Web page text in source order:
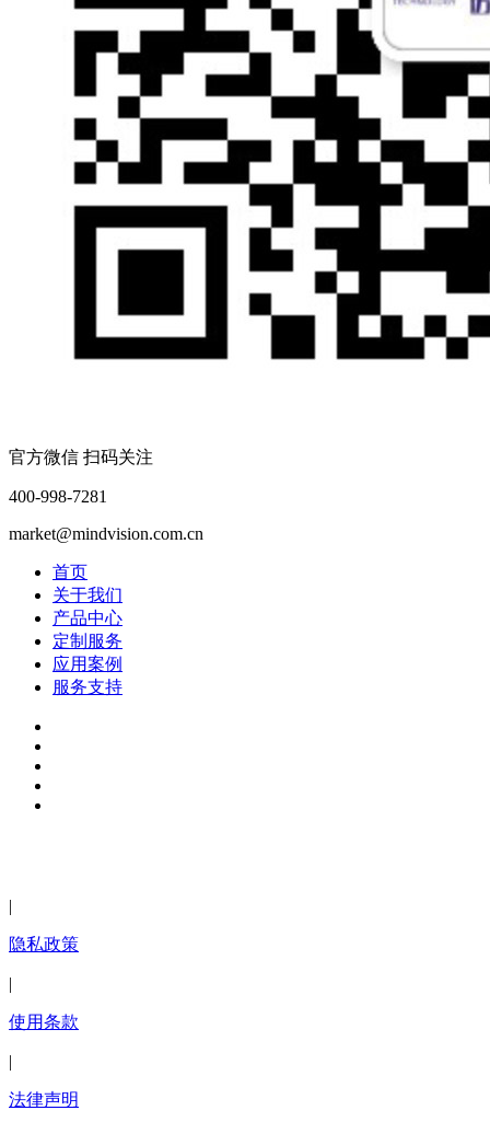
官方微信 扫码关注
400-998-7281
market@mindvision.com.cn
首页
关于我们
产品中心
定制服务
应用案例
服务支持
|
隐私政策
|
使用条款
|
法律声明